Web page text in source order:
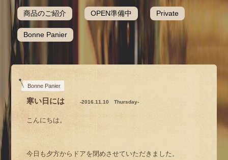
商品のご紹介 OPEN準備中 Private
Bonne Panier
Bonne Panier
寒い日には -2016.11.10 Thursday-
こんにちは。
今日も夕方からドアを閉めさせていただきました。